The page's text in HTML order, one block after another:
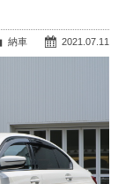
2021.07.11
納車